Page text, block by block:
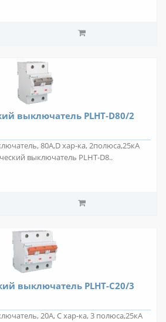
выключатель PLHT-D80/2
80А,D хар-ка, 2полюса,25кА
выключатель PLHT-D8..
выключатель PLHT-C20/3
20А, С хар-ка, 3 полюса,25кА